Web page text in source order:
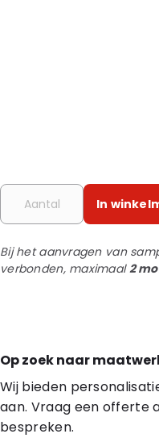
In
Bij het aanvragen van
verbonden, maximaal2
Op zoek naar
Wij bieden
aan. Vraag een offerte
bespreken.